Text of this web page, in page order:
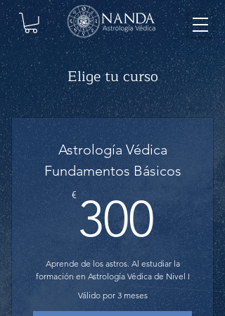
Elige tu curso
Astrología Védica
Fundamentos Básicos
€ 300300€
Aprende de los astros. Al estudiar la
formación en Astrología Védica de Nivel I
Válido por 3 meses